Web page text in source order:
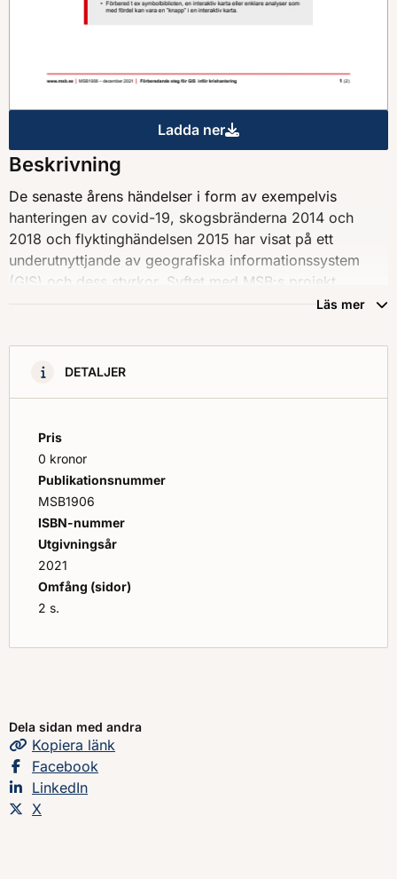
Ladda ner
Förberedande steg för GIS
Beskrivning
De senaste årens händelser i form av exempelvis
hanteringen av covid-19, skogsbränderna 2014 och
2018 och flyktinghändelsen 2015 har visat på ett
underutnyttjande av geografiska informationssystem
(GIS) och dess styrkor. Syftet med MSB:s projekt
Integrera GIS är att öka användandet och visa på
lägesbildsarbetet vid större händelser. Målet är att GIS
blir en naturlig del i arbetet med att hantera en händelse.
kunna bidra i det operativa krishanteringsarbetet.
Dokumentet ingår i Vägledningen MSB1869 "GIS-stöd
för analyser och beslutsunderlag".
Läs mer
DETALJER
Pris
0 kronor
Publikationsnummer
MSB1906
ISBN-nummer
Utgivningsår
2021
Omfång (sidor)
2 s.
Dela sidan med andra
Kopiera sidans
länk
Dela sidan på
Facebook
Dela sidan på
LinkedIn
Dela sidan på
X